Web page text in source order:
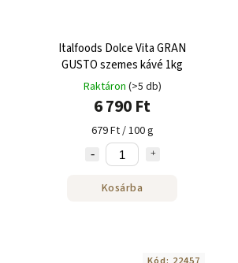
Italfoods Dolce Vita GRAN
GUSTO szemes kávé 1kg
Raktáron (>5 db)
6 790 Ft
679 Ft / 100 g
Kosárba